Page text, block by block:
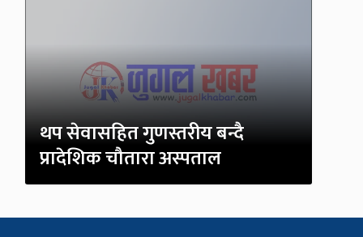
थप सेवासहित गुणस्तरीय बन्दै
प्रादेशिक चौतारा अस्पताल